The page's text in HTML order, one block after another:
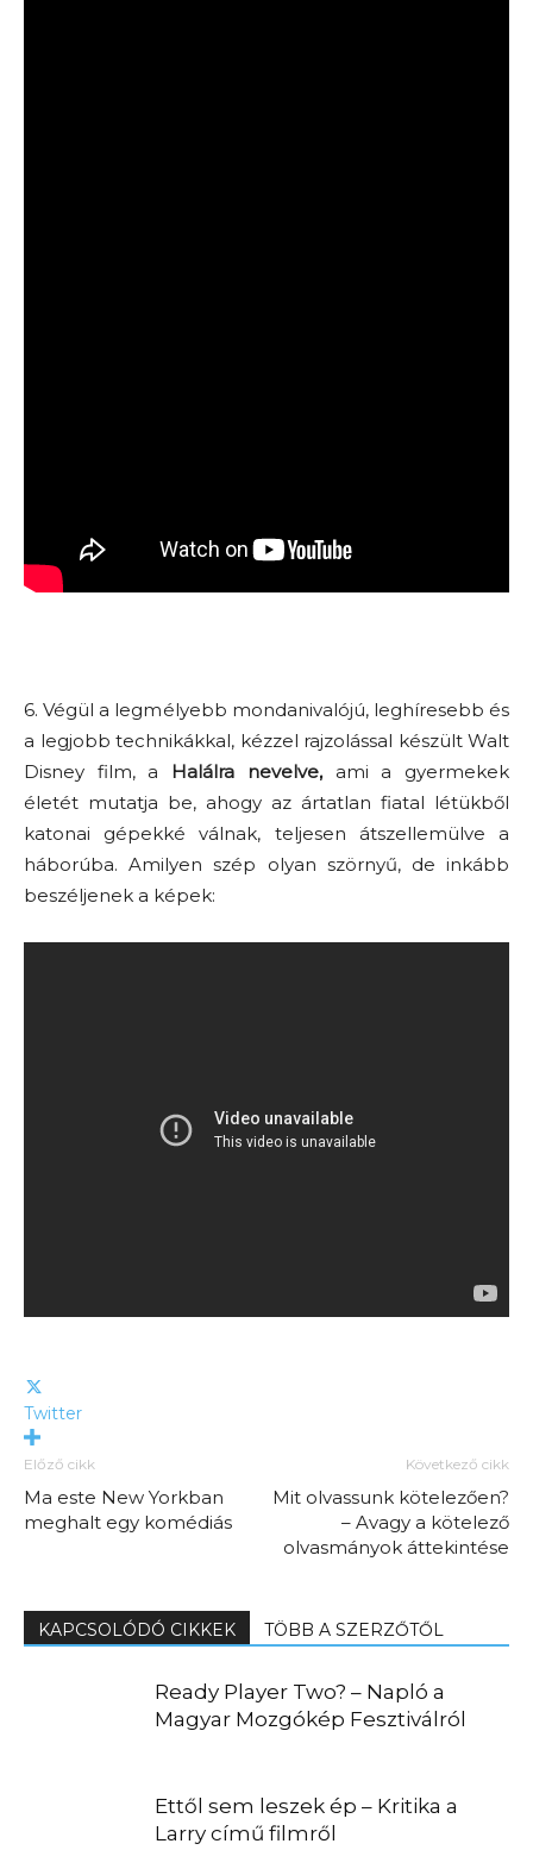
6. Végül a legmélyebb mondanivalójú, leghíresebb és
a legjobb technikákkal, kézzel rajzolással készült Walt
Disney film, a Halálra nevelve,ami a gyermekek
életét mutatja be, ahogy az ártatlan fiatal létükből
katonai gépekké válnak, teljesen átszellemülve a
háborúba. Amilyen szép olyan szörnyű, de inkább
beszéljenek a képek:
Twitter
Előző cikk
Ma este New Yorkban
meghalt egy komédiás
Következő cikk
Mit olvassunk kötelezően?
– Avagy a kötelező
olvasmányok áttekintése
KAPCSOLÓDÓ CIKKEK TÖBB A SZERZŐTŐL
Ready Player Two? – Napló a
Magyar Mozgókép Fesztiválról
Ettől sem leszek ép – Kritika a
Larry című filmről